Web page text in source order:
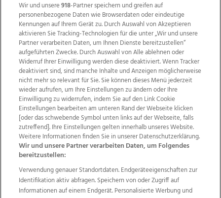
Wir über uns Mediadaten Kontakt
Jobs
Datenschutz
Impressum
AGB Anzeigekunden
AGB Website
Ehrenkodex Politische Werbung
Weitere Angebote des Medienhauses Wimmer
TV1 di-mog-i.at OÖNow
Ischler Woche
Wir und unsere918-Partner speichern und greifen auf
personenbezogene Daten wie Browserdaten oder eindeutige
Kennungen auf Ihrem Gerät zu. Durch Auswahl von Akzeptieren
aktivieren Sie Tracking-Technologien für die unter „Wir und unsere
Partner verarbeiten Daten, um Ihnen Dienste bereitzustellen“
aufgeführten Zwecke. Durch Auswahl von Alle ablehnen oder
Widerruf Ihrer Einwilligung werden diese deaktiviert. Wenn Tracker
deaktiviert sind, sind manche Inhalte und Anzeigen möglicherweise
nicht mehr so relevant für Sie. Sie können dieses Menü jederzeit
wieder aufrufen, um Ihre Einstellungen zu ändern oder Ihre
Einwilligung zu widerrufen, indem Sie auf den Link Cookie
Einstellungen bearbeiten am unteren Rand der Webseite klicken
[oder das schwebende Symbol unten links auf der Webseite, falls
zutreffend]. Ihre Einstellungen gelten innerhalb unseres Website.
Weitere Informationen finden Sie in unserer Datenschutzerklärung.
Wir und unsere Partner verarbeiten Daten, um Folgendes
bereitzustellen:
Verwendung genauer Standortdaten. Endgeräteeigenschaften zur
Identifikation aktiv abfragen. Speichern von oder Zugriff auf
Informationen auf einem Endgerät. Personalisierte Werbung und